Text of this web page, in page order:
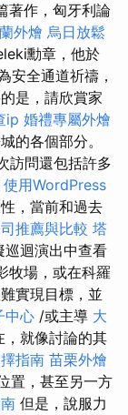
著作，匈牙利論
外燴 烏日放鬆
勳章，他於
安全通道祈禱，
是，請欣賞家
ip 婚禮專屬外燴
的各個部分。
訪問還包括許多
使用WordPress
，當前和過去
推薦與比較 塔
巡迴演出中查看
牧場，或在科羅
實現目標，並
中心 /或主導 大
，就像討論的其
指南 苗栗外燴
置，甚至另一方
但是，說服力